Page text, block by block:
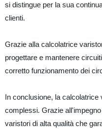
si distingue per la sua
clienti.
Grazie alla calcolatrice
progettare e mantenere
corretto funzionamento dei
In conclusione, la calcolatrice
complessi. Grazie
varistori di alta qualità che